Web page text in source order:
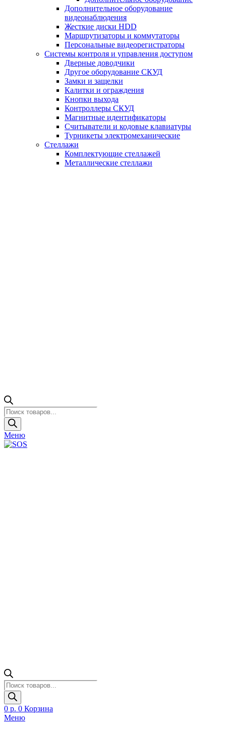
Дополнительное оборудование
видеонаблюдения
Жесткие диски HDD
Маршрутизаторы и коммутаторы
Персональные видеорегистраторы
Системы контроля и управления доступом
Дверные доводчики
Другое оборудование СКУД
Замки и защелки
Калитки и ограждения
Кнопки выхода
Контроллеры СКУД
Магнитные идентификаторы
Считыватели и кодовые клавиатуры
Турникеты электромеханические
Стеллажи
Комплектующие стеллажей
Металлические стеллажи
Поиск
товаров
Меню
Поиск
товаров
0 р. 0 Корзина
Меню